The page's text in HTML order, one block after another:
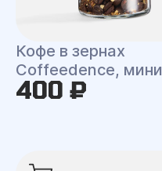
Кофе в зернах
Coffeedence, мини
400 ₽